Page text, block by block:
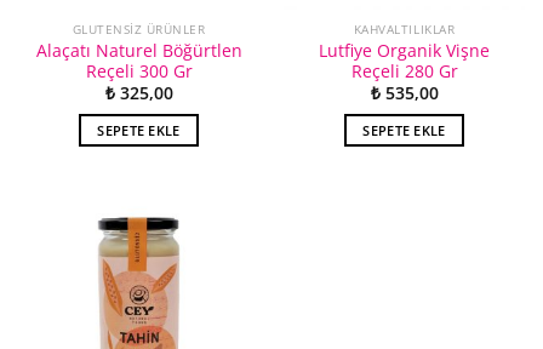
GLUTENSIZ ÜRÜNLER
Alaçatı Naturel Böğürtlen
Reçeli 300 Gr
₺325,00
SEPETE EKLE
KAHVALTILIKLAR
Lutfiye Organik Vişne
Reçeli 280 Gr
₺535,00
SEPETE EKLE